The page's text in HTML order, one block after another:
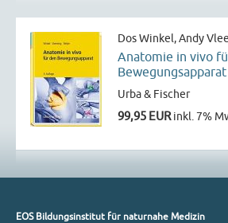
Dos Winkel, Andy
Anatomie in vivo
Bewegungsapparat
Urba & Fischer
99,95 EURinkl. 7%
EOS Bildungsinstitut für naturnahe Medizin